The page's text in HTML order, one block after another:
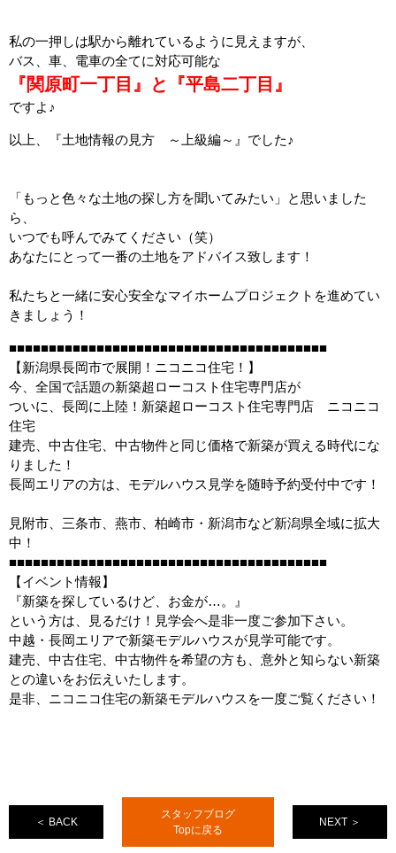
私の一押しは駅から離れているように見えますが、
バス、車、電車の全てに対応可能な
『関原町一丁目』と『平島二丁目』
ですよ♪
以上、『土地情報の見方 ～上級編～』でした♪
「もっと色々な土地の探し方を聞いてみたい」と思いました
ら、
いつでも呼んでみてください（笑）
あなたにとって一番の土地をアドバイス致します！
私たちと一緒に安心安全なマイホームプロジェクトを進めてい
きましょう！
■■■■■■■■■■■■■■■■■■■■■■■■■■■■■■■■■■■■■■■■
【新潟県長岡市で展開！ニコニコ住宅！】
今、全国で話題の新築超ローコスト住宅専門店が
ついに、長岡に上陸！新築超ローコスト住宅専門店 ニコニコ
住宅
建売、中古住宅、中古物件と同じ価格で新築が買える時代にな
りました！
長岡エリアの方は、モデルハウス見学を随時予約受付中です！
見附市、三条市、燕市、柏崎市・新潟市など新潟県全域に拡大
中！
■■■■■■■■■■■■■■■■■■■■■■■■■■■■■■■■■■■■■■■■
【イベント情報】
『新築を探しているけど、お金が…。』
という方は、見るだけ！見学会へ是非一度ご参加下さい。
中越・長岡エリアで新築モデルハウスが見学可能です。
建売、中古住宅、中古物件を希望の方も、意外と知らない新築
との違いをお伝えいたします。
是非、ニコニコ住宅の新築モデルハウスを一度ご覧ください！
＜ BACK
スタッフブログ
Topに戻る
NEXT ＞